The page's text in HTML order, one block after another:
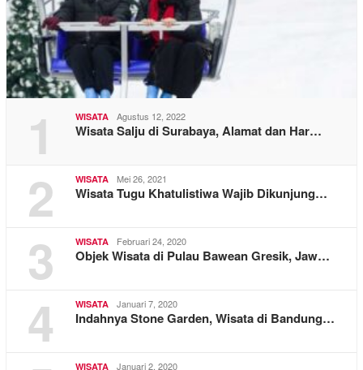
1 WISATA Agustus 12, 2022
Wisata Salju di Surabaya, Alamat dan Har…
2 WISATA Mei 26, 2021
Wisata Tugu Khatulistiwa Wajib Dikunjung…
3 WISATA Februari 24, 2020
Objek Wisata di Pulau Bawean Gresik, Jaw…
4 WISATA Januari 7, 2020
Indahnya Stone Garden, Wisata di Bandung…
WISATA Januari 2, 2020